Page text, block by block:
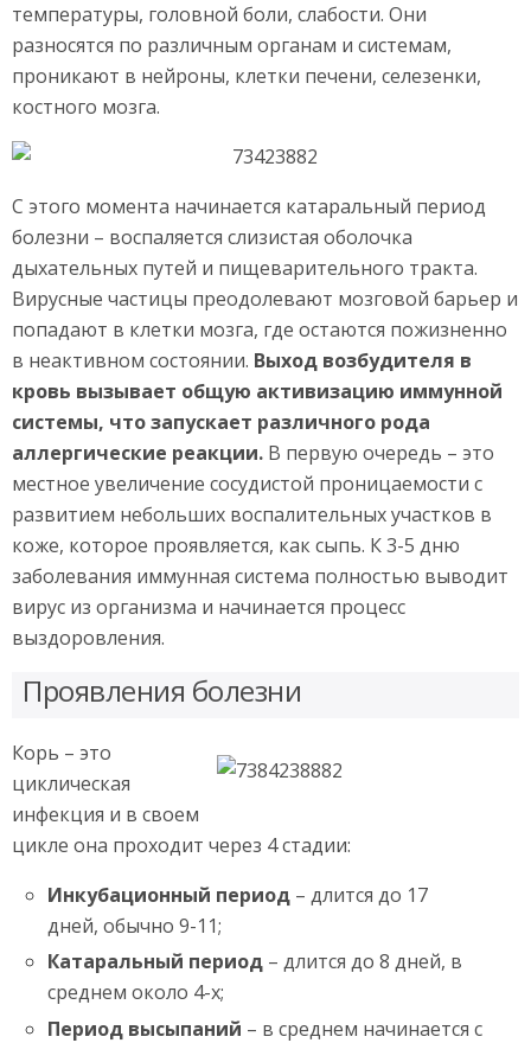
температуры, головной боли, слабости. Они
разносятся по различным органам и системам,
проникают в нейроны, клетки печени, селезенки,
костного мозга.
С этого момента начинается катаральный период
болезни – воспаляется слизистая оболочка
дыхательных путей и пищеварительного тракта.
Вирусные частицы преодолевают мозговой барьер и
попадают в клетки мозга, где остаются пожизненно
в неактивном состоянии. Выход возбудителя в
кровь вызывает общую активизацию иммунной
системы, что запускает различного рода
аллергические реакции. В первую очередь – это
местное увеличение сосудистой проницаемости с
развитием небольших воспалительных участков в
коже, которое проявляется, как сыпь. К 3-5 дню
заболевания иммунная система полностью выводит
вирус из организма и начинается процесс
выздоровления.
Проявления болезни
Корь – это
циклическая
инфекция и в своем
цикле она проходит через 4 стадии:
Инкубационный период – длится до 17
дней, обычно 9-11;
Катаральный период – длится до 8 дней, в
среднем около 4-х;
Период высыпаний – в среднем начинается с